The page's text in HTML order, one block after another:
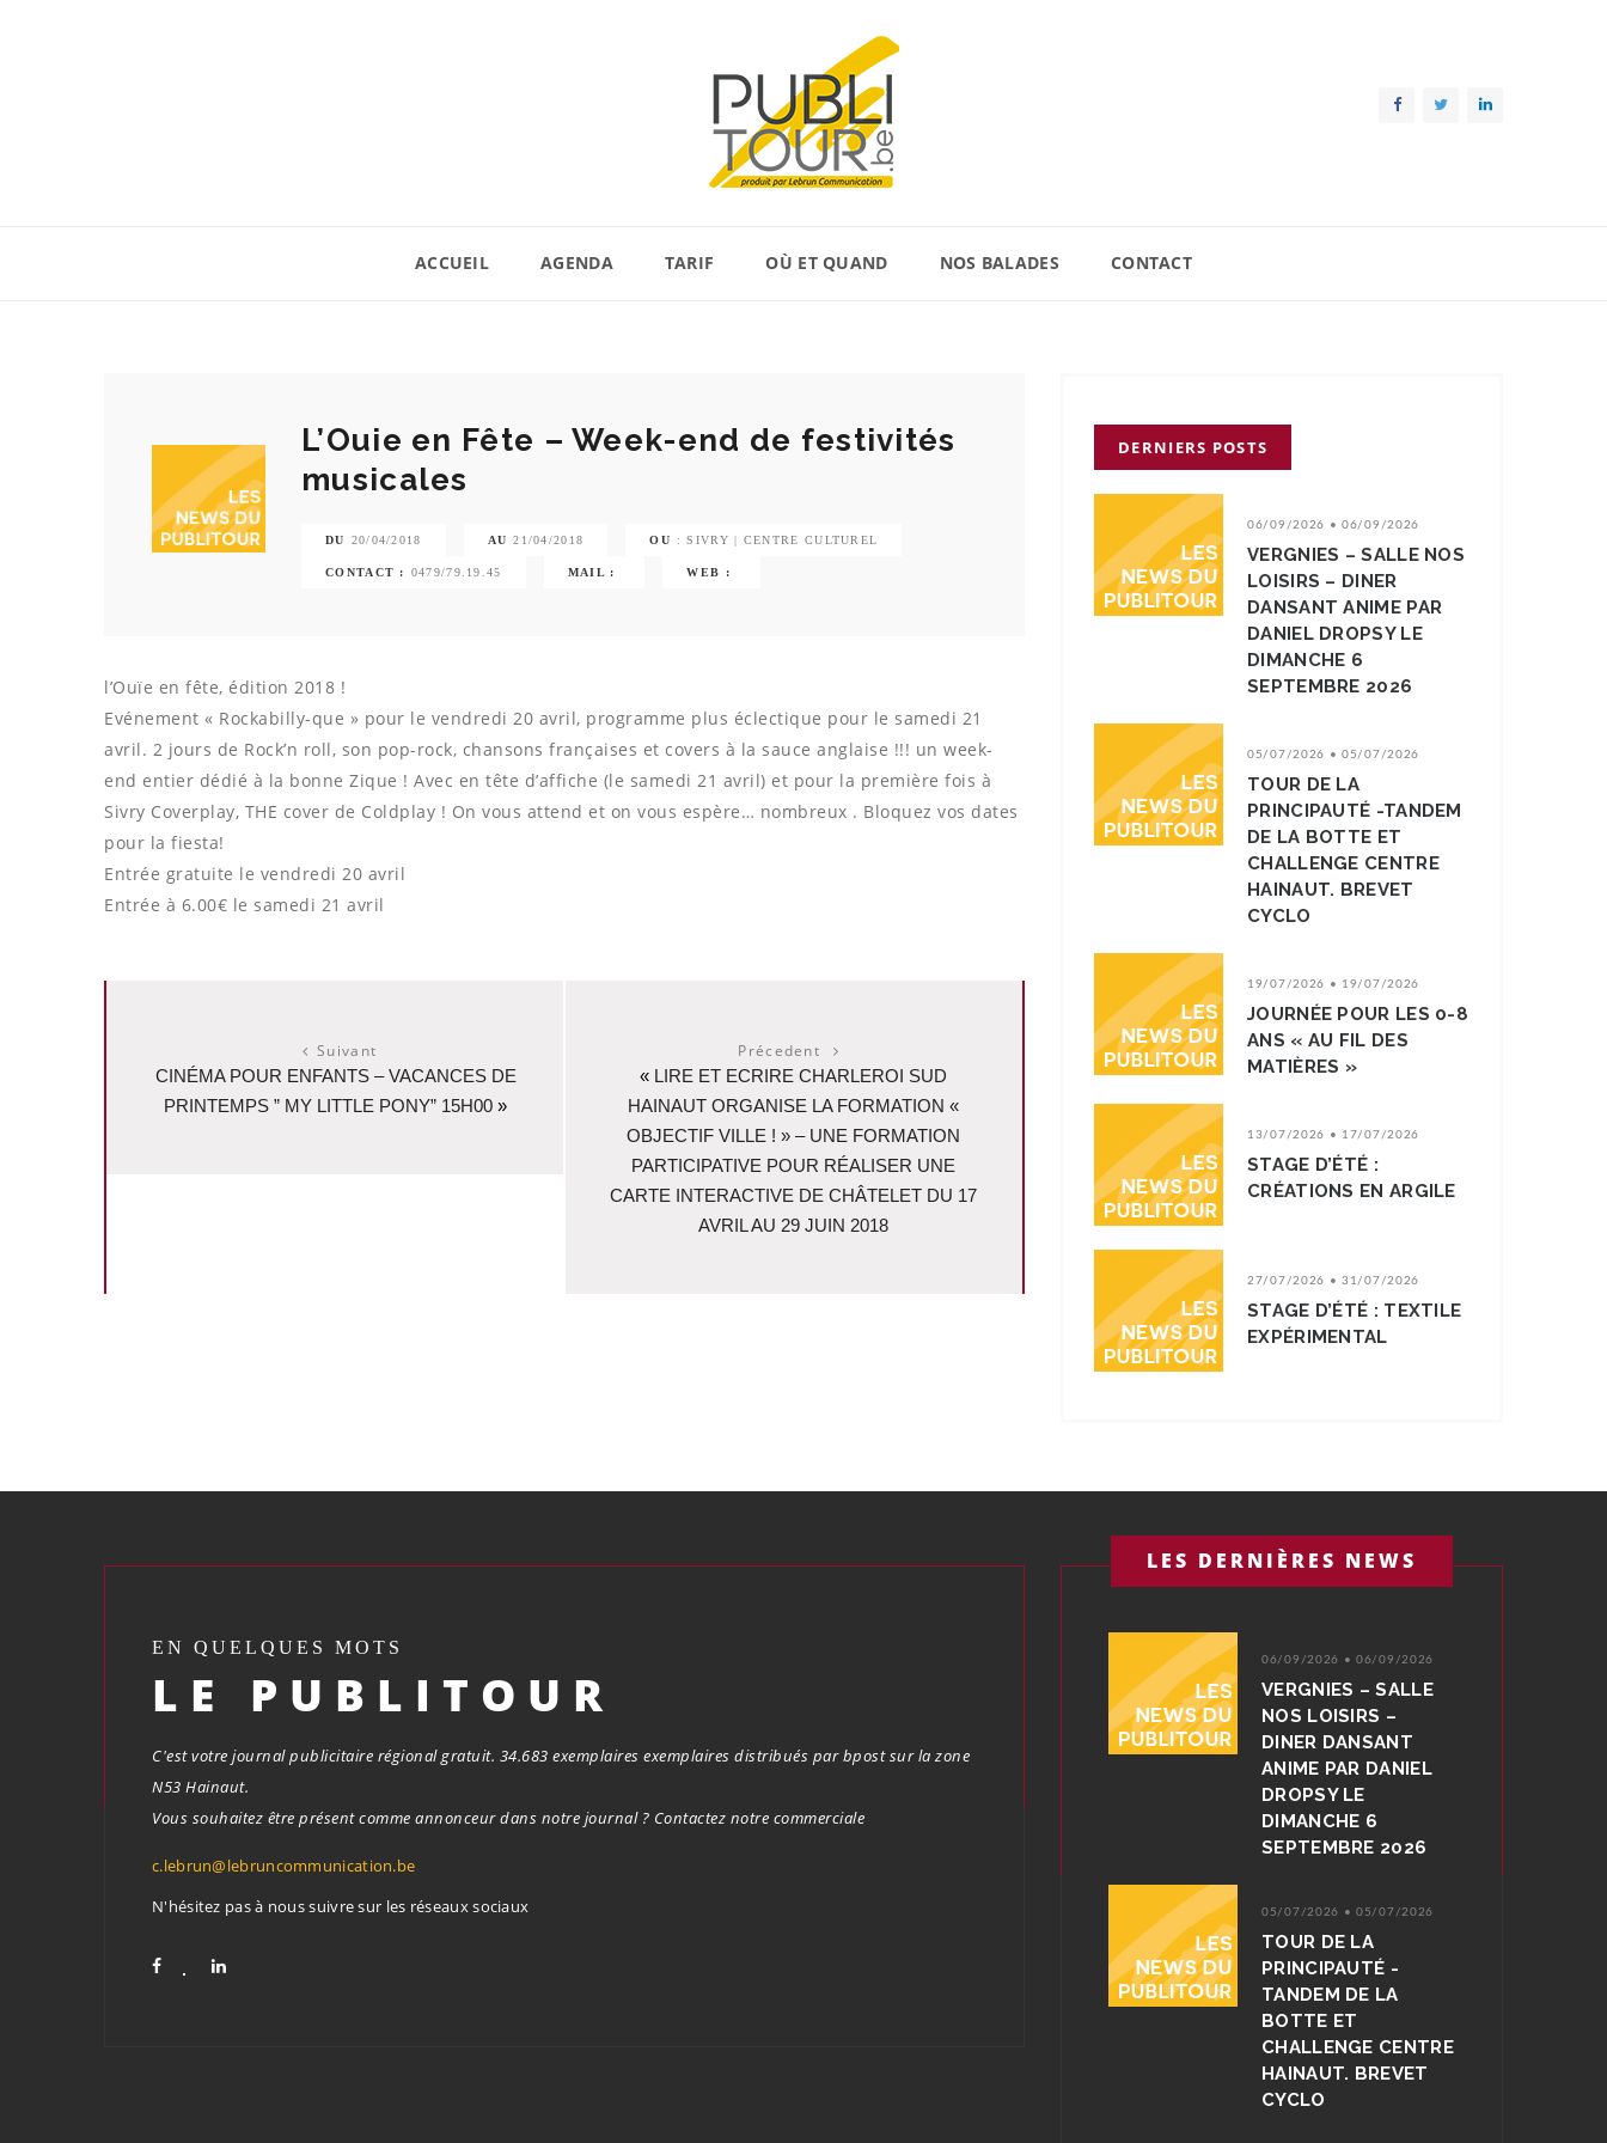
ACCUEIL AGENDA TARIF OÙ ET QUAND NOS BALADES CONTACT
L’Ouie en Fête – Week-end de festivités
musicales
DU 20/04/2018 AU 21/04/2018 OU : SIVRY | CENTRE CULTUREL
CONTACT : 0479/79.19.45 MAIL : WEB :
l’Ouïe en fête, édition 2018 !
Evénement « Rockabilly-que » pour le vendredi 20 avril, programme plus éclectique pour le samedi 21
avril. 2 jours de Rock’n roll, son pop-rock, chansons françaises et covers à la sauce anglaise !!! un week-
end entier dédié à la bonne Zique ! Avec en tête d’affiche (le samedi 21 avril) et pour la première fois à
Sivry Coverplay, THE cover de Coldplay ! On vous attend et on vous espère… nombreux . Bloquez vos dates
pour la fiesta!
Entrée gratuite le vendredi 20 avril
Entrée à 6.00€ le samedi 21 avril
Suivant
CINÉMA POUR ENFANTS – VACANCES DE
PRINTEMPS ” MY LITTLE PONY” 15H00 »
Précedent
« LIRE ET ECRIRE CHARLEROI SUD
HAINAUT ORGANISE LA FORMATION «
OBJECTIF VILLE ! » – UNE FORMATION
PARTICIPATIVE POUR RÉALISER UNE
CARTE INTERACTIVE DE CHÂTELET DU 17
AVRIL AU 29 JUIN 2018
DERNIERS POSTS
06/09/2026 • 06/09/2026
VERGNIES – SALLE NOS
LOISIRS – DINER
DANSANT ANIME PAR
DANIEL DROPSY LE
DIMANCHE 6
SEPTEMBRE 2026
05/07/2026 • 05/07/2026
TOUR DE LA
PRINCIPAUTÉ -TANDEM
DE LA BOTTE ET
CHALLENGE CENTRE
HAINAUT. BREVET
CYCLO
19/07/2026 • 19/07/2026
JOURNÉE POUR LES 0-8
ANS « AU FIL DES
MATIÈRES »
13/07/2026 • 17/07/2026
STAGE D’ÉTÉ :
CRÉATIONS EN ARGILE
27/07/2026 • 31/07/2026
STAGE D’ÉTÉ : TEXTILE
EXPÉRIMENTAL
EN QUELQUES MOTS
LE PUBLITOUR
C'est votre journal publicitaire régional gratuit. 34.683 exemplaires exemplaires distribués par bpost sur la zone
N53 Hainaut.
Vous souhaitez être présent comme annonceur dans notre journal ? Contactez notre commerciale
c.lebrun@lebruncommunication.be
N'hésitez pas à nous suivre sur les réseaux sociaux
LES DERNIÈRES NEWS
06/09/2026 • 06/09/2026
VERGNIES – SALLE
NOS LOISIRS –
DINER DANSANT
ANIME PAR DANIEL
DROPSY LE
DIMANCHE 6
SEPTEMBRE 2026
05/07/2026 • 05/07/2026
TOUR DE LA
PRINCIPAUTÉ -
TANDEM DE LA
BOTTE ET
CHALLENGE CENTRE
HAINAUT. BREVET
CYCLO